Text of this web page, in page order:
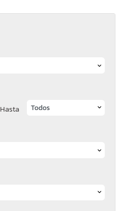
Hasta